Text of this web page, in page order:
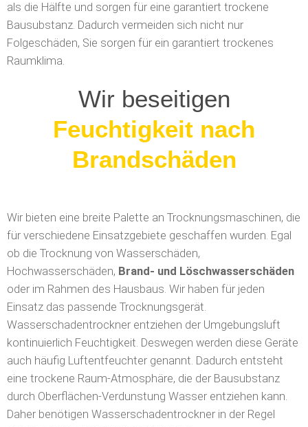
als die Hälfte und sorgen für eine garantiert trockene
Bausubstanz. Dadurch vermeiden sich nicht nur
Folgeschäden, Sie sorgen für ein garantiert trockenes
Raumklima.
Wir beseitigen
Löschwasserschäden
ob die Trocknung von Wasserschäden,
Hochwasserschäden,Brand- und Löschwasserschäden
oder im Rahmen des Hausbaus. Wir haben für jeden
Einsatz das passende Trocknungsgerät.
Wasserschadentrockner entziehen der Umgebungsluft
kontinuierlich Feuchtigkeit. Deswegen werden diese Geräte
auch häufig Luftentfeuchter genannt. Dadurch entsteht
eine trockene Raum-Atmosphäre, die der Bausubstanz
durch Oberflächen-Verdunstung Wasser entziehen kann.
Daher benötigen Wasserschadentrockner in der Regel
einen Tag, um die bereits vorhandene
Umgebungsfeuchtigkeit zu reduzieren. Erst dann tritt der